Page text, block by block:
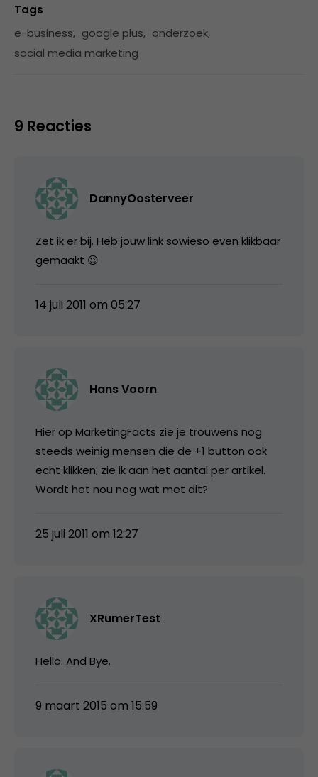
Tags
e-business, google plus, onderzoek,
social media marketing
9 Reacties
DannyOosterveer
Zet ik er bij. Heb jouw link sowieso even klikbaar
gemaakt 😉
14 juli 2011 om 05:27
Hans Voorn
Hier op MarketingFacts zie je trouwens nog
steeds weinig mensen die de +1 button ook
echt klikken, zie ik aan het aantal per artikel.
Wordt het nou nog wat met dit?
25 juli 2011 om 12:27
XRumerTest
Hello. And Bye.
9 maart 2015 om 15:59